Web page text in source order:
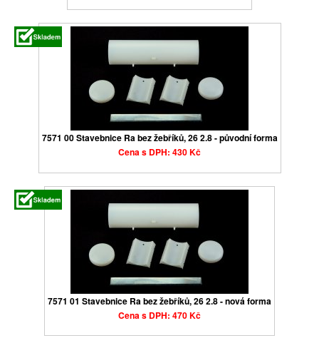
7571 00 Stavebnice Ra bez žebříků, 26 2.8 - původní forma
Cena s DPH: 430 Kč
7571 01 Stavebnice Ra bez žebříků, 26 2.8 - nová forma
Cena s DPH: 470 Kč